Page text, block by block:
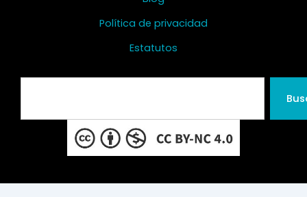
Política de privacidad
Estatutos